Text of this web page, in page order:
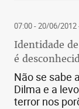
07:00 - 20/06/2012
Identidade
é
Não se sabe
Dilma e a
terror nos